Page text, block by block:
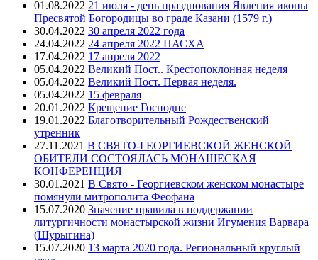
01.08.2022 21 июля - день празднования Явления иконы
Пресвятой Богородицы во граде Казани (1579 г.)
30.04.2022 30 апреля 2022 года
24.04.2022 24 апреля 2022 ПАСХА
17.04.2022 17 апреля 2022
05.04.2022 Великий Пост.. Крестопоклонная неделя
05.04.2022 Великий Пост. Первая неделя.
05.04.2022 15 февраля
20.01.2022 Крещение Господне
19.01.2022 Благотворительный Рождественский
утренник
27.11.2021 В СВЯТО-ГЕОРГИЕВСКОЙ ЖЕНСКОЙ
ОБИТЕЛИ СОСТОЯЛАСЬ МОНАШЕСКАЯ
КОНФЕРЕНЦИЯ
30.01.2021 В Свято - Георгиевском женском монастыре
помянули митрополита Феофана
15.07.2020 Значение правила в поддержании
литургичности монастырской жизни Игумения Варвара
(Шурыгина)
15.07.2020 13 марта 2020 года. Региональный круглый